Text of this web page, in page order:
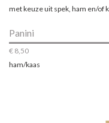
met keuze uit spek, ham en/of
Panini
€ 8,50
ham/kaas